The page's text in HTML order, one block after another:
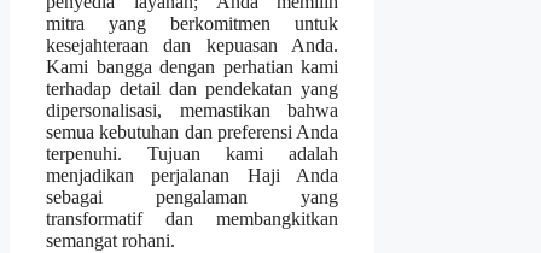
mitra yang berkomitmen untuk
kesejahteraan dan kepuasan Anda.
Kami bangga dengan perhatian kami
terhadap detail dan pendekatan yang
dipersonalisasi, memastikan bahwa
semua kebutuhan dan preferensi Anda
terpenuhi. Tujuan kami adalah
menjadikan perjalanan Haji Anda
sebagai pengalaman yang
transformatif dan membangkitkan
semangat rohani.